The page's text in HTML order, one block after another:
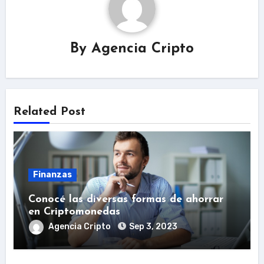
By Agencia Cripto
Related Post
Finanzas
Conocé las diversas formas de ahorrar
en Criptomonedas
Agencia Cripto Sep 3, 2023